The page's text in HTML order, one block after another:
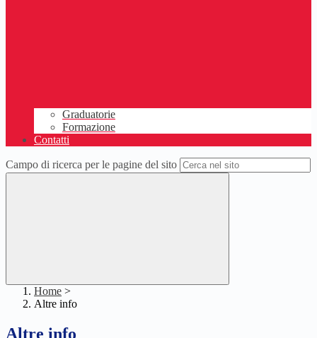
Graduatorie
Formazione
Contatti
Campo di ricerca per le pagine del sito
Home >
Altre info
Altre info